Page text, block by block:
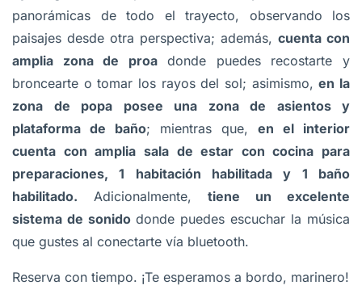
panorámicas de todo el trayecto, observando los
paisajes desde otra perspectiva; además, cuenta con
amplia zona de proadonde puedes recostarte y
broncearte o tomar los rayos del sol; asimismo,en la
zona de popa posee una zona de asientos y
plataforma de baño; mientras que, en el interior
cuenta con amplia sala de estar con cocina para
preparaciones, 1 habitación habilitada y 1 baño
habilitado. Adicionalmente, tiene un excelente
sistema de sonido donde puedes escuchar la música
que gustes al conectarte vía bluetooth.
Reserva con tiempo. ¡Te esperamos a bordo, marinero!